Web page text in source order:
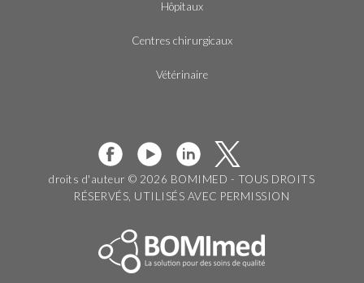
Hôpitaux
Centres chirurgicaux
Vétérinaire
droits d'auteur © 2026 BOMIMED - TOUS DROITS
RÉSERVÉS, UTILISÉS AVEC PERMISSION